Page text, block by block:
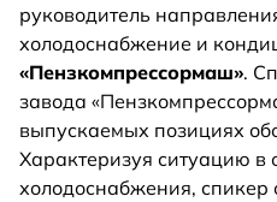
руководитель
холодоснабжение и
«Пензкомпрессормаш».
завода
выпускаемых позициях
Характеризуя ситуацию
холодоснабжения, спикер